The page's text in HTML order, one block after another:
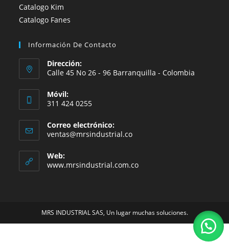
Catalogo Kim
Catalogo Fanes
Información De Contacto
Dirección:
Calle 45 No 26 - 96 Barranquilla - Colombia
Móvil:
311 424 0255
Correo electrónico:
ventas@mrsindustrial.coSe
tu
aplicación
Web:
www.mrsindustrial.com.co
MRS INDUSTRIAL SAS, Un lugar muchas soluciones.